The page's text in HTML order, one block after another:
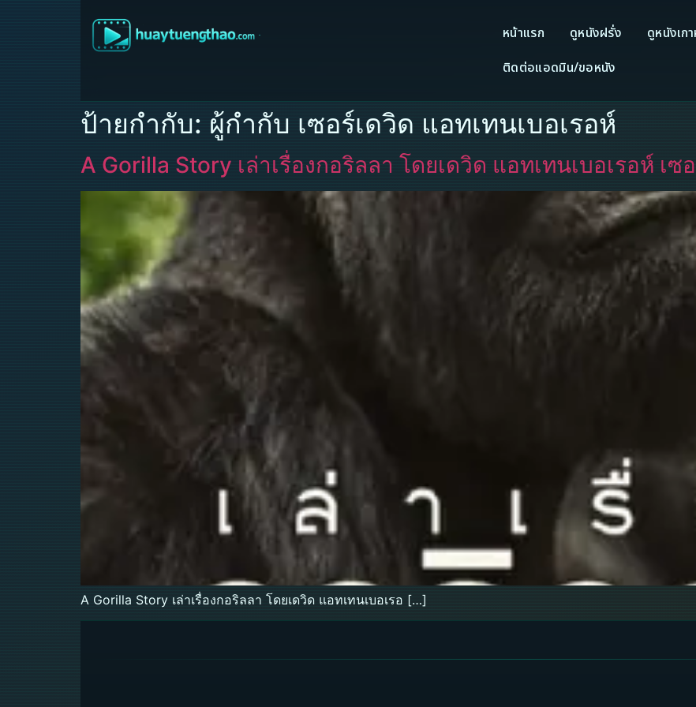
หน้าแรก ดูหนังฝรั่ง ดูหนังเก
ติดต่อแอดมิน/ขอหนัง
ป้ายกำกับ: ผู้กำกับ เซอร์เดวิด แอทเทนเบอเรอห์
A Gorilla Story เล่าเรื่องกอริลลา โดยเดวิด แอทเทนเบอเรอห์ เซ
A Gorilla Story เล่าเรื่องกอริลลา โดยเดวิด แอทเทนเบอเรอ […]